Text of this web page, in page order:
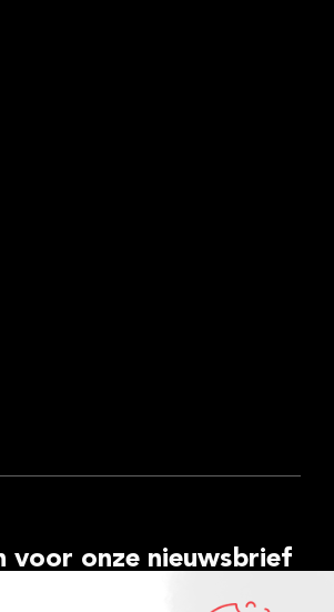
voor onze nieuwsbrief